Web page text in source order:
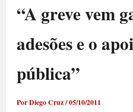
“A greve vem
adesões e o
pública”
PorDiego Cruz/05/10/2011